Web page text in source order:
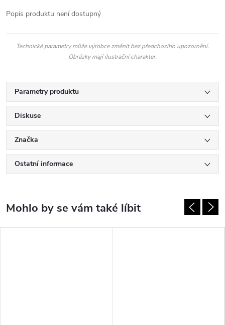
Popis produktu není dostupný
Technické parametry může výrobce změnit bez předchozího upozornění.
Obrázky mají ilustrační charakter.
Parametry produktu
Diskuse
Značka
Ostatní informace